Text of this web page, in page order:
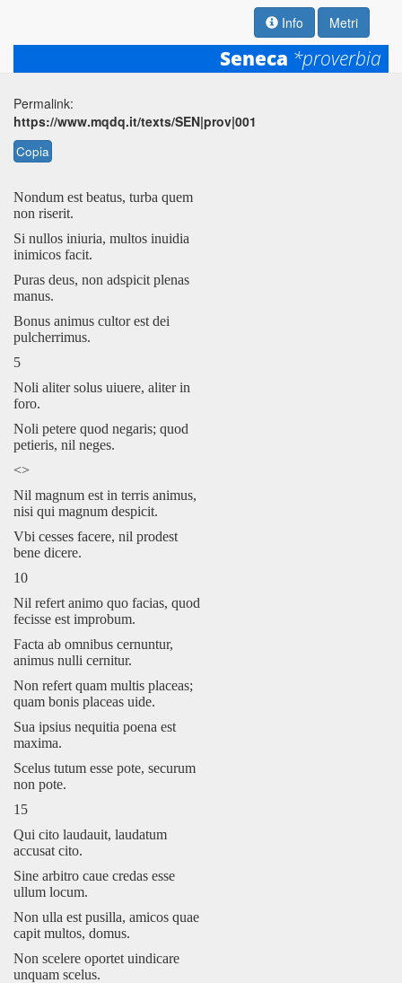
Info Metri
Seneca *proverbia
Permalink:
https://www.mqdq.it/texts/SEN|prov|001
Copia
Nondum est beatus, turba quem
non riserit.
Si nullos iniuria, multos inuidia
inimicos facit.
Puras deus, non adspicit plenas
manus.
Bonus animus cultor est dei
pulcherrimus.
5
Noli aliter solus uiuere, aliter in
foro.
Noli petere quod negaris; quod
petieris, nil neges.
<>
Nil magnum est in terris animus,
nisi qui magnum despicit.
Vbi cesses facere, nil prodest
bene dicere.
10
Nil refert animo quo facias, quod
fecisse est improbum.
Facta ab omnibus cernuntur,
animus nulli cernitur.
Non refert quam multis placeas;
quam bonis placeas uide.
Sua ipsius nequitia poena est
maxima.
Scelus tutum esse pote, securum
non pote.
15
Qui cito laudauit, laudatum
accusat cito.
Sine arbitro caue credas esse
ullum locum.
Non ulla est pusilla, amicos quae
capit multos, domus.
Non scelere oportet uindicare
unquam scelus.